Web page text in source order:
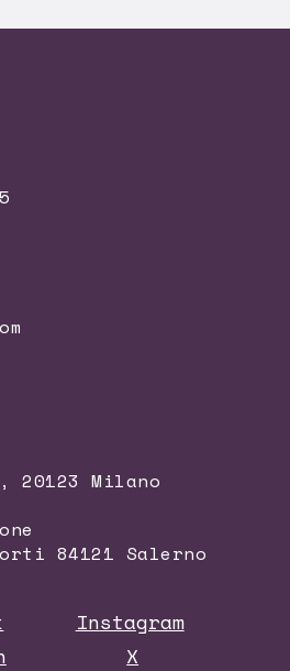
20123 Milano
84121 Salerno
Instagram
X